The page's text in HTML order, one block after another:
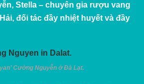
Stella – chuyên gia rượu vang
đối tác đầy nhiệt huyết và đầy
Cường Nguyễn ở Đà Lạt.